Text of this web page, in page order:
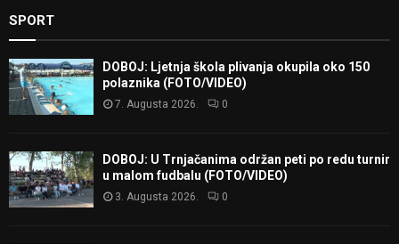
SPORT
DOBOJ: Ljetnja škola plivanja okupila oko 150
polaznika (FOTO/VIDEO)
7. Augusta 2026. 0
DOBOJ: U Trnjačanima održan peti po redu turnir
u malom fudbalu (FOTO/VIDEO)
3. Augusta 2026. 0